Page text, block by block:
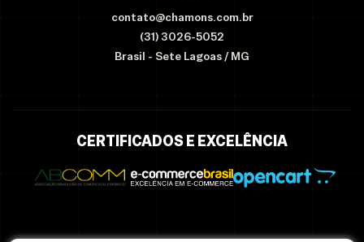
contato@chamons.com.br
(31) 3026-5052
Brasil - Sete Lagoas / MG
CERTIFICADOS E EXCELÊNCIA